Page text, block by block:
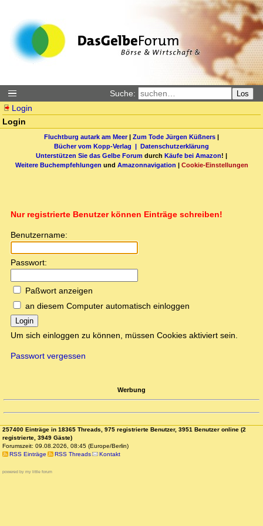
Suche: Los
Login
Login
Fluchtburg autark am Meer| Zum Tode Jürgen Küßners |
Bücher vom Kopp-Verlag | Datenschutzerklärung
Unterstützen Sie das Gelbe Forum durch Käufe bei Amazon! |
Weitere Buchempfehlungen und Amazonnavigation | Cookie-Einstellungen
Nur registrierte Benutzer können Einträge schreiben!
Benutzername:
Passwort:
Paßwort anzeigen
an diesem Computer automatisch einloggen
Login
Um sich einloggen zu können, müssen Cookies aktiviert sein.
Passwort vergessen
Werbung
257400 Einträge in 18365 Threads, 975 registrierte Benutzer, 3951 Benutzer online (2
registrierte, 3949 Gäste)
Forumszeit: 09.08.2026, 08:45 (Europe/Berlin)
RSS Einträge
RSS Threads Kontakt
powered by my little forum